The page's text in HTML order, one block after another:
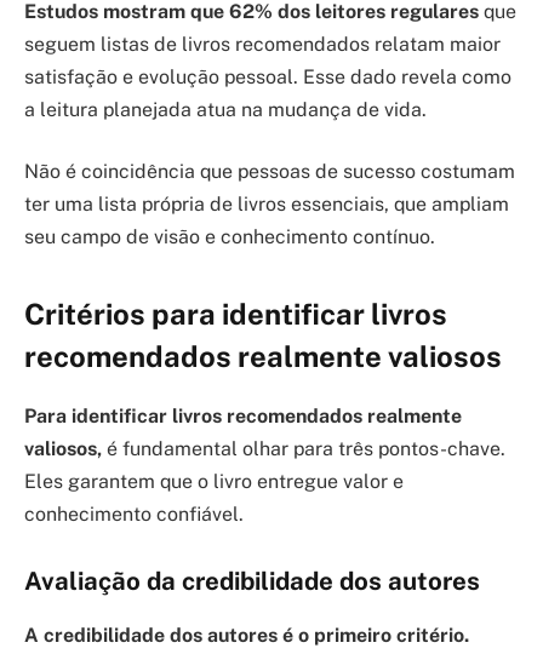
Estudos mostram que 62% dos leitores regulares que
seguem listas de livros recomendados relatam maior
satisfação e evolução pessoal. Esse dado revela como
a leitura planejada atua na mudança de vida.
Não é coincidência que pessoas de sucesso costumam
ter uma lista própria de livros essenciais, que ampliam
seu campo de visão e conhecimento contínuo.
Critérios para identificar livros
recomendados realmente valiosos
Para identificar livros recomendados realmente
valiosos, é fundamental olhar para três pontos-chave.
Eles garantem que o livro entregue valor e
conhecimento confiável.
Avaliação da credibilidade dos autores
A credibilidade dos autores é o primeiro critério.